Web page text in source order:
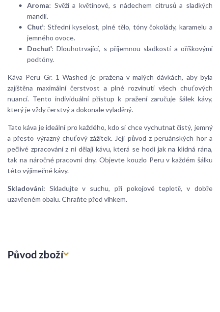
Aroma: Svěží a květinové, s nádechem citrusů a sladkých
mandlí.
Chuť: Střední kyselost, plné tělo, tóny čokolády, karamelu a
jemného ovoce.
Dochuť: Dlouhotrvající, s příjemnou sladkostí a oříškovými
podtóny.
Káva Peru Gr. 1 Washed je pražena v malých dávkách, aby byla
zajištěna maximální čerstvost a plné rozvinutí všech chuťových
nuancí. Tento individuální přístup k pražení zaručuje šálek kávy,
který je vždy čerstvý a dokonale vyladěný.
Tato káva je ideální pro každého, kdo si chce vychutnat čistý, jemný
a přesto výrazný chuťový zážitek. Její původ z peruánských hor a
pečlivé zpracování z ní dělají kávu, která se hodí jak na klidná rána,
tak na náročné pracovní dny. Objevte kouzlo Peru v každém šálku
této výjimečné kávy.
Skladování: Skladujte v suchu, při pokojové teplotě, v dobře
uzavřeném obalu. Chraňte před vlhkem.
Původ zboží